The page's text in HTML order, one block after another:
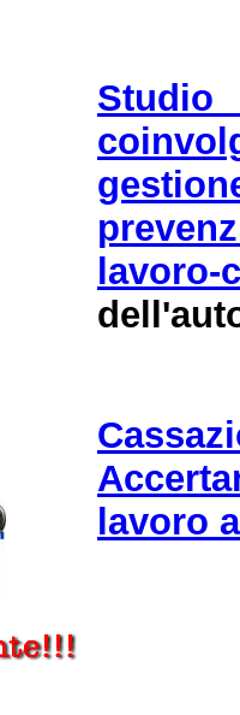
lavoro-
lavoro